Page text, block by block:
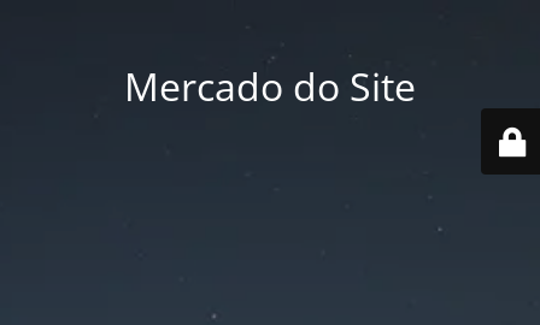
Mercado do Site